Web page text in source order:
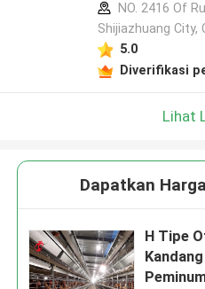
NO. 2416 Of
Shijiazhuang City,
5.0
Diverifikasi
Lihat
Dapatkan
H Tipe